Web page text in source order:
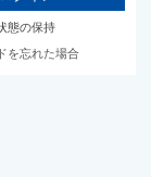
態の保持
を忘れた場合